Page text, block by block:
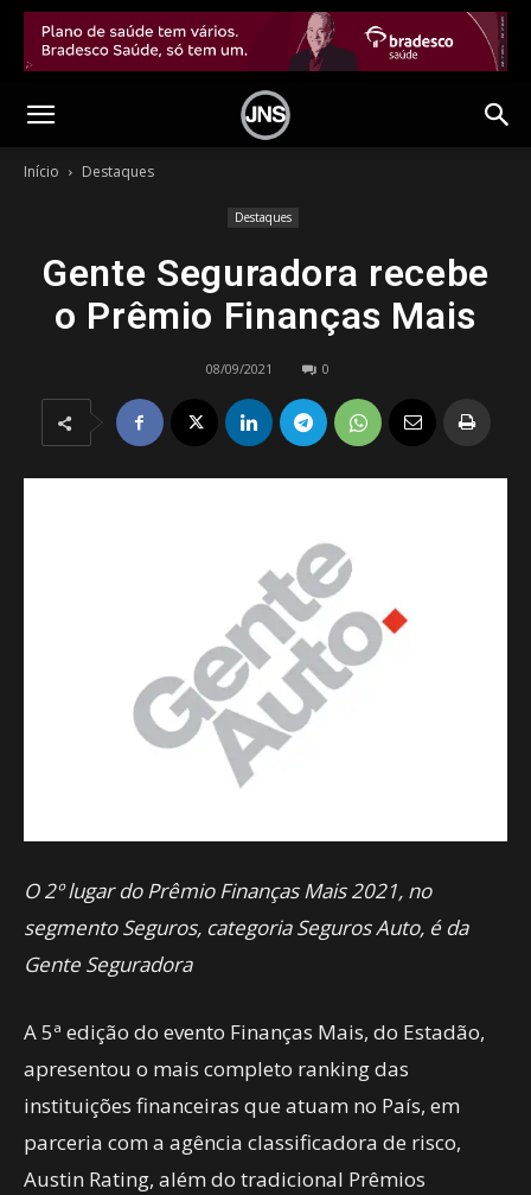
Início Destaques
Destaques
Gente Seguradora recebe
o Prêmio Finanças Mais
08/09/2021 0
O 2º lugar do Prêmio Finanças Mais 2021, no
segmento Seguros, categoria Seguros Auto, é da
Gente Seguradora
A 5ª edição do evento Finanças Mais, do Estadão,
apresentou o mais completo ranking das
instituições financeiras que atuam no País, em
parceria com a agência classificadora de risco,
Austin Rating, além do tradicional Prêmios